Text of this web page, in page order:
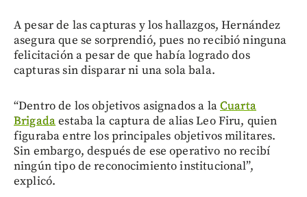
A pesar de las capturas y los hallazgos, Hernández
asegura que se sorprendió, pues no recibió ninguna
felicitación a pesar de que había logrado dos
capturas sin disparar ni una sola bala.
“Dentro de los objetivos asignados a laCuarta
Brigadaestaba la captura de alias Leo Firu, quien
figuraba entre los principales objetivos militares.
Sin embargo, después de ese operativo no recibí
ningún tipo de reconocimiento institucional”,
explicó.